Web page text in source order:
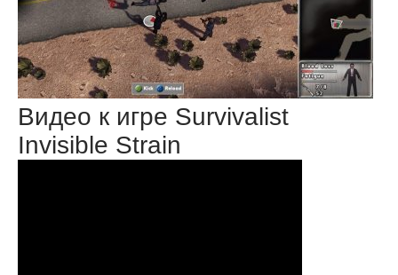
Видео к игре Survivalist
Invisible Strain